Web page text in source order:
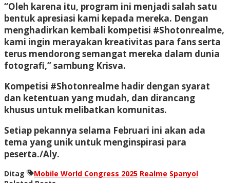
“Oleh karena itu, program ini menjadi salah satu
bentuk apresiasi kami kepada mereka. Dengan
menghadirkan kembali kompetisi #Shotonrealme,
kami ingin merayakan kreativitas para fans serta
terus mendorong semangat mereka dalam dunia
fotografi,” sambung Krisva.
Kompetisi #Shotonrealme hadir dengan syarat
dan ketentuan yang mudah, dan dirancang
khusus untuk melibatkan komunitas.
Setiap pekannya selama Februari ini akan ada
tema yang unik untuk menginspirasi para
peserta./Aly.
Ditag Mobile World Congress 2025 Realme Spanyol